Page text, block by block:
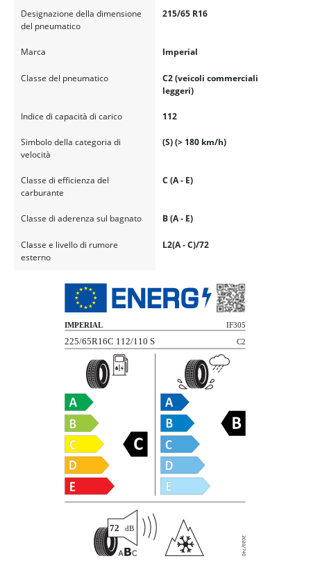
Designazione della dimensione
del pneumatico
215/65 R16
Marca Imperial
Classe del pneumatico
C2 (veicoli commerciali
leggeri)
Indice di capacità di carico 112
Simbolo della categoria di
velocità
(S) (> 180 km/h)
Classe di efficienza del
carburante
C (A - E)
Classe di aderenza sul bagnato B (A - E)
Classe e livello di rumore
esterno
L2(A - C)/72